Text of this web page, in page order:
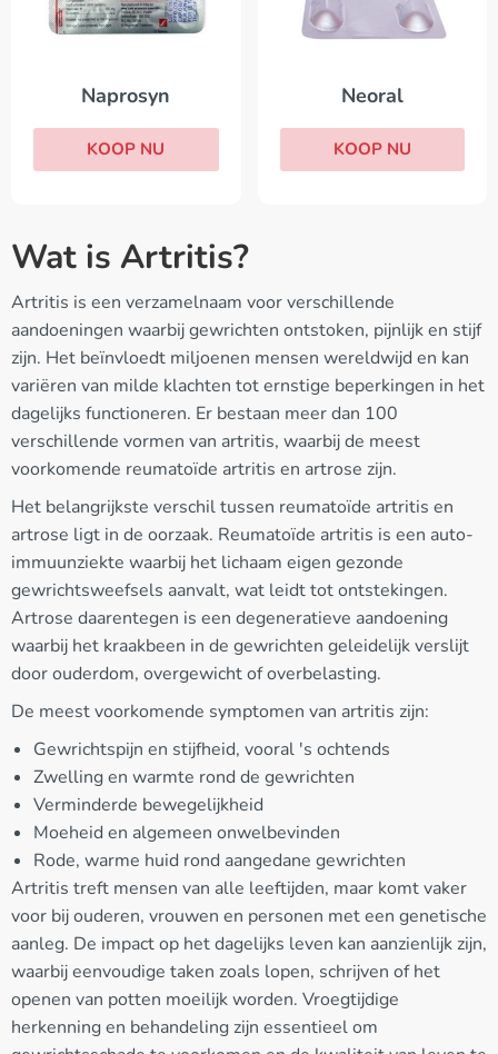
Naprosyn
KOOP NU
Neoral
KOOP NU
Wat is Artritis?
Artritis is een verzamelnaam voor verschillende
aandoeningen waarbij gewrichten ontstoken, pijnlijk en stijf
zijn. Het beïnvloedt miljoenen mensen wereldwijd en kan
variëren van milde klachten tot ernstige beperkingen in het
dagelijks functioneren. Er bestaan meer dan 100
verschillende vormen van artritis, waarbij de meest
voorkomende reumatoïde artritis en artrose zijn.
Het belangrijkste verschil tussen reumatoïde artritis en
artrose ligt in de oorzaak. Reumatoïde artritis is een auto-
immuunziekte waarbij het lichaam eigen gezonde
gewrichtsweefsels aanvalt, wat leidt tot ontstekingen.
Artrose daarentegen is een degeneratieve aandoening
waarbij het kraakbeen in de gewrichten geleidelijk verslijt
door ouderdom, overgewicht of overbelasting.
De meest voorkomende symptomen van artritis zijn:
Gewrichtspijn en stijfheid, vooral 's ochtends
Zwelling en warmte rond de gewrichten
Verminderde bewegelijkheid
Moeheid en algemeen onwelbevinden
Rode, warme huid rond aangedane gewrichten
Artritis treft mensen van alle leeftijden, maar komt vaker
voor bij ouderen, vrouwen en personen met een genetische
aanleg. De impact op het dagelijks leven kan aanzienlijk zijn,
waarbij eenvoudige taken zoals lopen, schrijven of het
openen van potten moeilijk worden. Vroegtijdige
herkenning en behandeling zijn essentieel om